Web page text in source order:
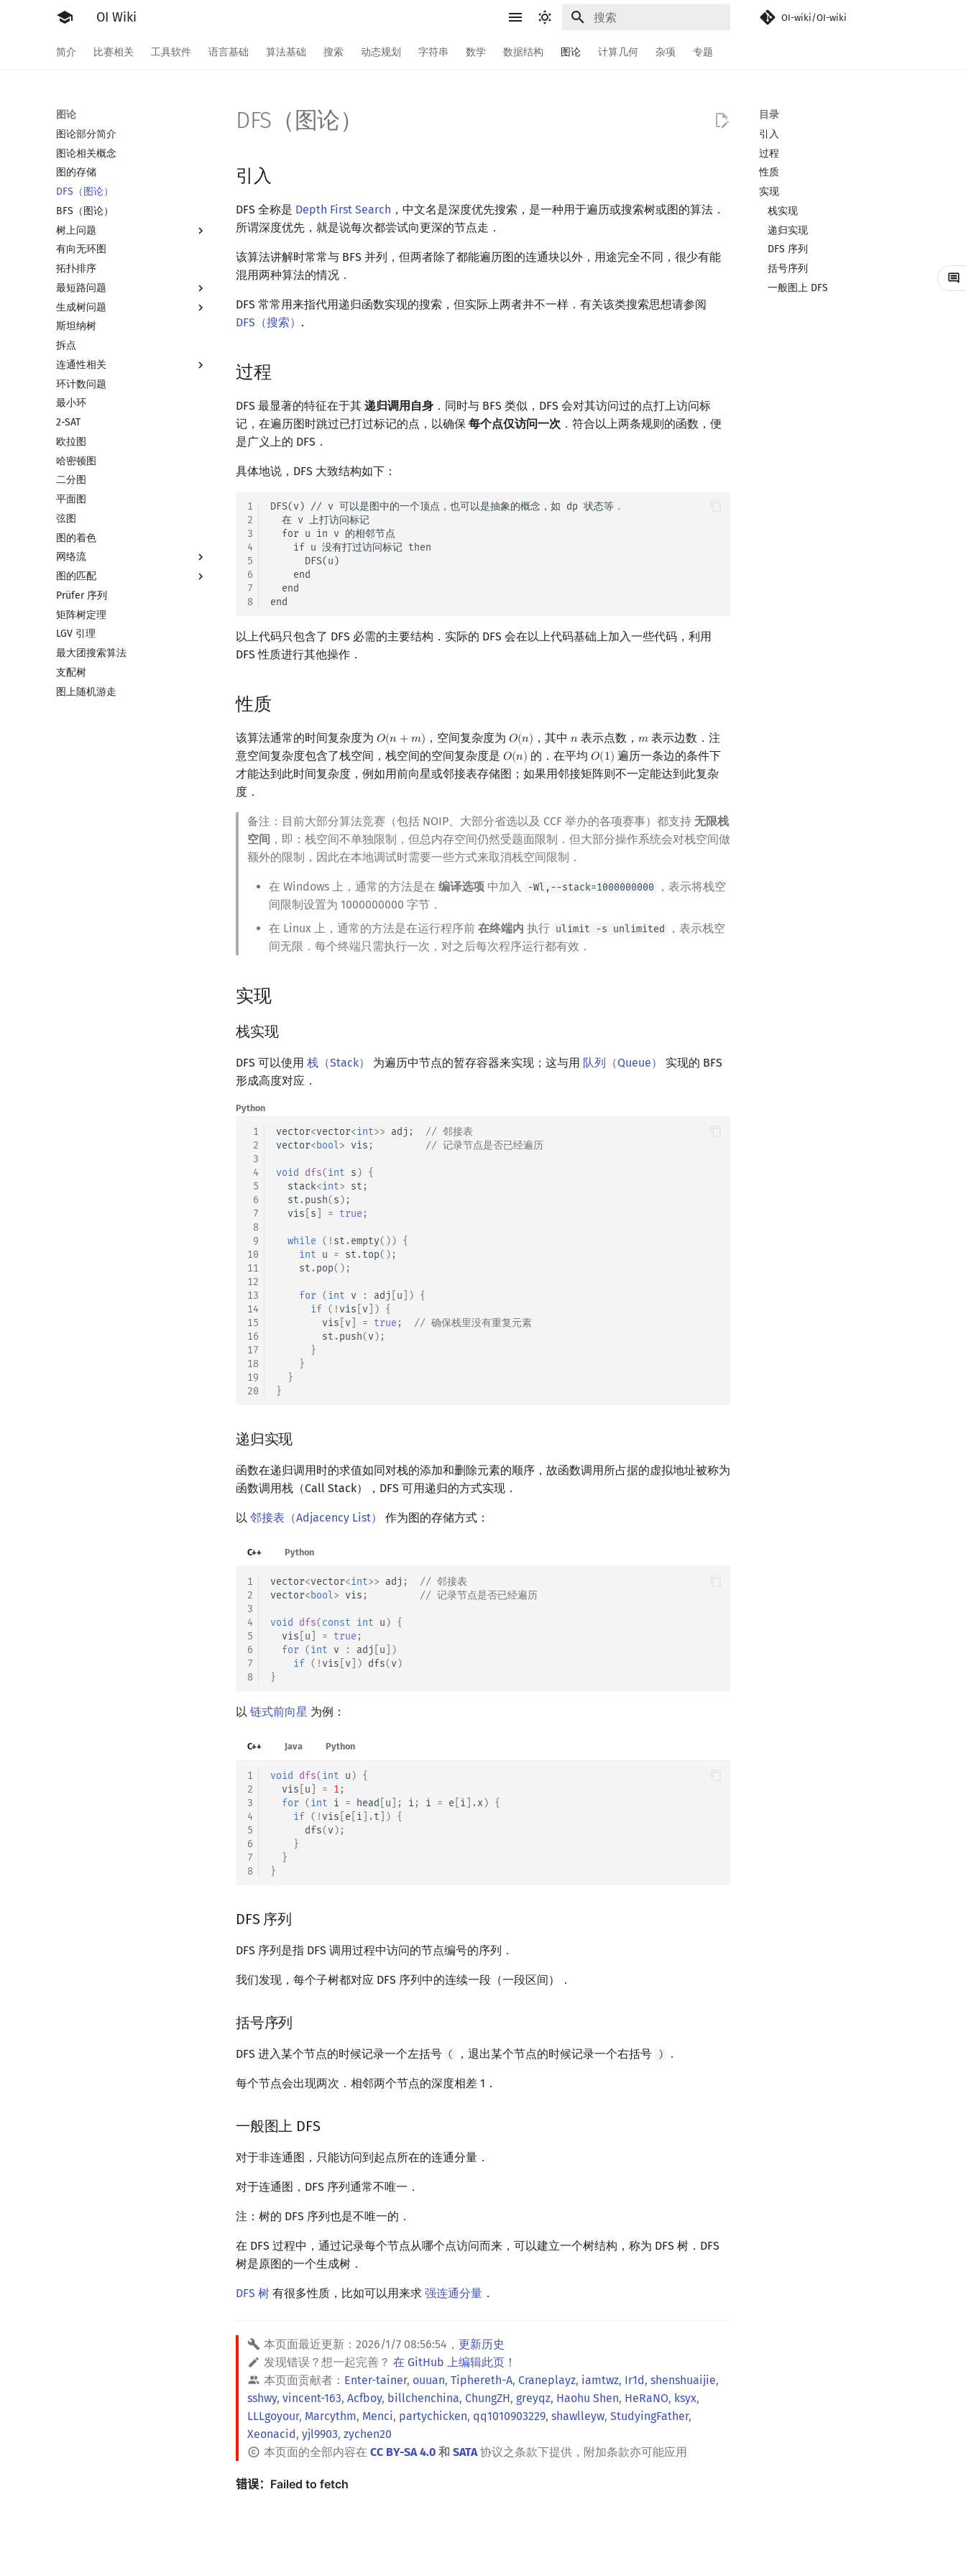
OI Wiki OI-wiki/OI-wiki
简介 比赛相关 工具软件 语言基础 算法基础 搜索 动态规划 字符串 数学 数据结构 图论 计算几何 杂项 专题
图论
图论部分简介
图论相关概念
图的存储
DFS（图论）
BFS（图论）
树上问题
树基础
树的直径
树的中心
树的重心
最近公共祖先
树链剖分
树上启发式合并
虚树
树分治
动态树分治
AHU 算法
树哈希
树上随机游走
有向无环图
拓扑排序
最短路问题
最短路
差分约束
k 短路
同余最短路
生成树问题
最小生成树
最小树形图
最小直径生成树
斯坦纳树
拆点
连通性相关
强连通分量
双连通分量
割点和桥
圆方树
点/边连通度
环计数问题
最小环
2-SAT
欧拉图
哈密顿图
二分图
平面图
弦图
图的着色
网络流
网络流简介
最大流
最小割
费用流
上下界网络流
Stoer–Wagner 算法
图的匹配
图匹配
二分图最大匹配
二分图最大权匹配
一般图最大匹配
一般图最大权匹配
稳定匹配
Prüfer 序列
矩阵树定理
LGV 引理
最大团搜索算法
支配树
图上随机游走
目录
引入
过程
性质
实现
栈实现
递归实现
DFS 序列
括号序列
一般图上 DFS
DFS（图论）
引入
DFS 全称是 Depth First Search ，中文名是深度优先搜索，是一种用于遍历或搜索树或图的算法．
所谓深度优先，就是说每次都尝试向更深的节点走．
该算法讲解时常常与 BFS 并列，但两者除了都能遍历图的连通块以外，用途完全不同，很少有能
混用两种算法的情况．
DFS 常常用来指代用递归函数实现的搜索，但实际上两者并不一样．有关该类搜索思想请参阅
DFS（搜索） .
过程
DFS 最显著的特征在于其 递归调用自身 ．同时与 BFS 类似，DFS 会对其访问过的点打上访问标
记，在遍历图时跳过已打过标记的点，以确保 每个点仅访问一次 ．符合以上两条规则的函数，便
是广义上的 DFS．
具体地说，DFS 大致结构如下：
1
2
3
4
5
6
7
8
DFS(v) // v 可以是图中的一个顶点，也可以是抽象的概念，如 dp 状态等．
  在 v 上打访问标记
  for u in v 的相邻节点
    if u 没有打过访问标记 then
      DFS(u)
    end
  end
以上代码只包含了 DFS 必需的主要结构．实际的 DFS 会在以上代码基础上加入一些代码，利用
DFS 性质进行其他操作．
性质
该算法通常的时间复杂度为 𝑂(𝑛 +𝑚)
O(n+ m ) ，空间复杂度为 𝑂(𝑛)
O(n) ，其中𝑛
n 表示点数， 𝑚
m表示边数．注
意空间复杂度包含了栈空间，栈空间的空间复杂度是 𝑂(𝑛)
O(n) 的．在平均𝑂(1)
O(1) 遍历一条边的条件下
才能达到此时间复杂度，例如用前向星或邻接表存储图；如果用邻接矩阵则不一定能达到此复杂
度．
备注：目前大部分算法竞赛（包括 NOIP、大部分省选以及 CCF 举办的各项赛事）都支持 无限栈
空间 ，即：栈空间不单独限制，但总内存空间仍然受题面限制．但大部分操作系统会对栈空间做
额外的限制，因此在本地调试时需要一些方式来取消栈空间限制．
在 Windows 上，通常的方法是在 编译选项 中加入 -Wl,--stack=1000000000
，表示将栈空
间限制设置为 1000000000 字节．
在 Linux 上，通常的方法是在运行程序前 在终端内 执行 ulimit -s unlimited
，表示栈空
间无限．每个终端只需执行一次，对之后每次程序运行都有效．
实现
栈实现
DFS 可以使用 栈（Stack） 为遍历中节点的暂存容器来实现；这与用 队列（Queue）
实现的 BFS
形成高度对应．
Python
1
2
3
4
5
6
7
8
9
10
11
12
13
14
15
16
17
18
19
20
vector<vector<int>> adj ;
// 邻接表
vector<bool> vis ; // 记录节点是否已经遍历
void dfs(int s) {
stack<int> st ;
st .push(s);
vis s = true ;
while ( ! st .empty()) {
int u = st .top();
st .pop();
for (int v : adj u ]) {
if ( ! vis v ]) {
vis v = true ;
// 确保栈里没有重复元素
st .push(v);
}
}
}
}
递归实现
函数在递归调用时的求值如同对栈的添加和删除元素的顺序，故函数调用所占据的虚拟地址被称为
函数调用栈（Call Stack），DFS 可用递归的方式实现．
以 邻接表（Adjacency List） 作为图的存储方式：
C++ Python
1
2
3
4
5
6
7
8
vector<vector<int>> adj ;
// 邻接表
vector<bool> vis ; // 记录节点是否已经遍历
void dfs(const int u) {
vis u = true ;
for (int v : adj u ])
if ( ! vis v ]) dfs(v)
}
以 链式前向星 为例：
C++ Java Python
1
2
3
4
5
6
7
8
void dfs(int u) {
vis u = 1 ;
for (int i = head u ]; i ; i = e i ].x) {
if ( ! vis e i ].t ]) {
dfs(v);
}
}
}
DFS 序列
DFS 序列是指 DFS 调用过程中访问的节点编号的序列．
我们发现，每个子树都对应 DFS 序列中的连续一段（一段区间）．
括号序列
DFS 进入某个节点的时候记录一个左括号 ( ，退出某个节点的时候记录一个右括号 ) ．
每个节点会出现两次．相邻两个节点的深度相差 1．
一般图上 DFS
对于非连通图，只能访问到起点所在的连通分量．
对于连通图，DFS 序列通常不唯一．
注：树的 DFS 序列也是不唯一的．
在 DFS 过程中，通过记录每个节点从哪个点访问而来，可以建立一个树结构，称为 DFS 树．DFS
树是原图的一个生成树．
DFS 树 有很多性质，比如可以用来求 强连通分量 ．
本页面最近更新： 2026/1/7 08:56:54 ， 更新历史
发现错误？想一起完善？ 在 GitHub 上编辑此页！
本页面贡献者： Enter-tainer, ouuan, Tiphereth-A, Craneplayz, iamtwz, Ir1d, shenshuaijie,
sshwy, vincent-163, Acfboy, billchenchina, ChungZH, greyqz, Haohu Shen, HeRaNO, ksyx,
LLLgoyour, Marcythm, Menci, partychicken, qq1010903229, shawlleyw, StudyingFather,
Xeonacid, yjl9903, zychen20
本页面的全部内容在 CC BY-SA 4.0 和 SATA协议之条款下提供，附加条款亦可能应用